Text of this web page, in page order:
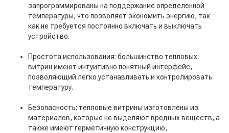
запрограммированы на поддержание определенной
температуры, что позволяет экономить энергию, так
как не требуется постоянно включать и выключать
устройство.
Простота использования: большинство тепловых
витрин имеют интуитивно понятный интерфейс,
позволяющий легко устанавливать и контролировать
температуру.
Безопасность: тепловые витрины изготовлены из
материалов, которые не выделяют вредных веществ, а
также имеют герметичную конструкцию,